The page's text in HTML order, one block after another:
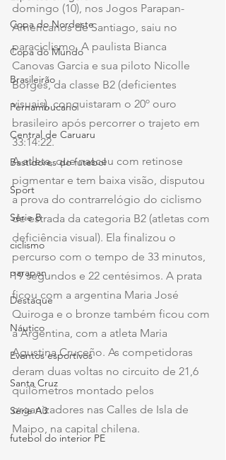
Copa do Nordeste
Copa do Mundo
Brasileirão
Pernambucano
Central de Caruaru
Bastidores do futebol
Sport
Série B
ciclismo
parapan
Destaque
Náutico
Eventos esportivos
Santa Cruz
Série A3
futebol do interior PE
domingo (10), nos Jogos Parapan-
Americanos de Santiago, saiu no
paraciclismo. A paulista Bianca
Canovas Garcia e sua piloto Nicolle
Borges, da classe B2 (deficientes
visuais), conquistaram o 20º ouro
brasileiro após percorrer o trajeto em
33:14:22.
A atleta, que nasceu com retinose
pigmentar e tem baixa visão, disputou
a prova do contrarrelógio do ciclismo
de estrada da categoria B2 (atletas com
deficiência visual). Ela finalizou o
percurso com o tempo de 33 minutos,
19 segundos e 22 centésimos. A prata
ficou com a argentina Maria José
Quiroga e o bronze também ficou com
a Argentina, com a atleta Maria
Agustina Cruceño. As competidoras
deram duas voltas no circuito de 21,6
quilômetros montado pelos
organizadores nas Calles de Isla de
Maipo, na capital chilena.